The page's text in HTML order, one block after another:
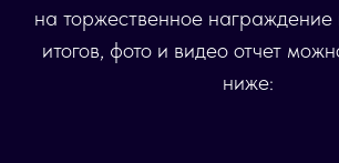
на торжественное награждение
итогов, фото и видео отчет
ниже: